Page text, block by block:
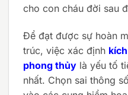
cho con cháu đời sau
Để đạt được sự hoàn
trúc, việc xác định
phong thủy là yếu tố
nhất. Chọn sai thông